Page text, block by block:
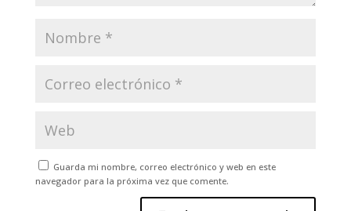
Guarda mi nombre, correo electrónico y web en este
navegador para la próxima vez que comente.